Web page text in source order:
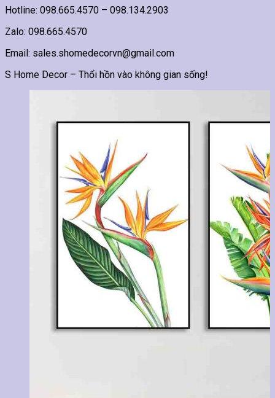
Hotline: 098.665.4570 – 098.134.2903
Zalo: 098.665.4570
Email: sales.shomedecorvn@gmail.com
S Home Decor – Thổi hồn vào không gian sống!